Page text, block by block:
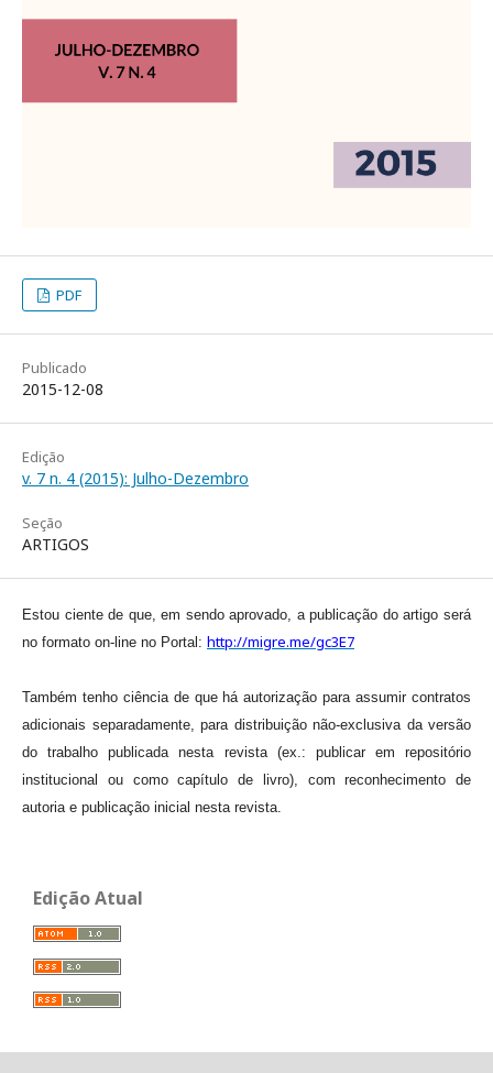
PDF
Publicado
2015-12-08
Edição
v. 7 n. 4 (2015): Julho-Dezembro
Seção
ARTIGOS
Estou ciente de que, em sendo aprovado, a publicação do artigo será
no formato on-line no Portal: http://migre.me/gc3E7
Também tenho ciência de que há autorização para assumir contratos
adicionais separadamente, para distribuição não-exclusiva da versão
do trabalho publicada nesta revista (ex.: publicar em repositório
institucional ou como capítulo de livro), com reconhecimento de
autoria e publicação inicial nesta revista.
Edição Atual